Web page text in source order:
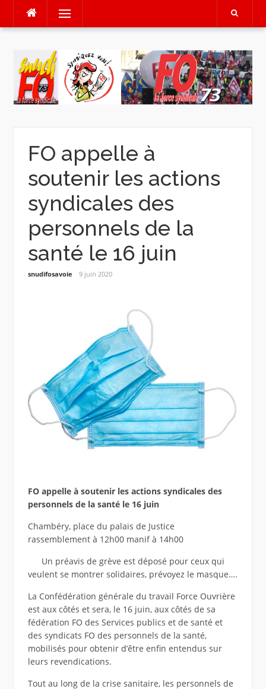
contenu
Menu
FO appelle à
soutenir les actions
syndicales des
personnels de la
santé le 16 juin
snudifosavoie 9 juin 2020
FO appelle à soutenir les actions syndicales des
personnels de la santé le 16 juin
Chambéry, place du palais de Justice
rassemblement à 12h00 manif à 14h00
Un préavis de grève est déposé pour ceux qui
veulent se montrer solidaires, prévoyez le masque….
La Confédération générale du travail Force Ouvrière
est aux côtés et sera, le 16 juin, aux côtés de sa
fédération FO des Services publics et de santé et
des syndicats FO des personnels de la santé,
mobilisés pour obtenir d’être enfin entendus sur
leurs revendications.
Tout au long de la crise sanitaire, les personnels de